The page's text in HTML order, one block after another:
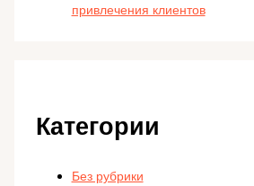
привлечения клиентов
Категории
Без рубрики